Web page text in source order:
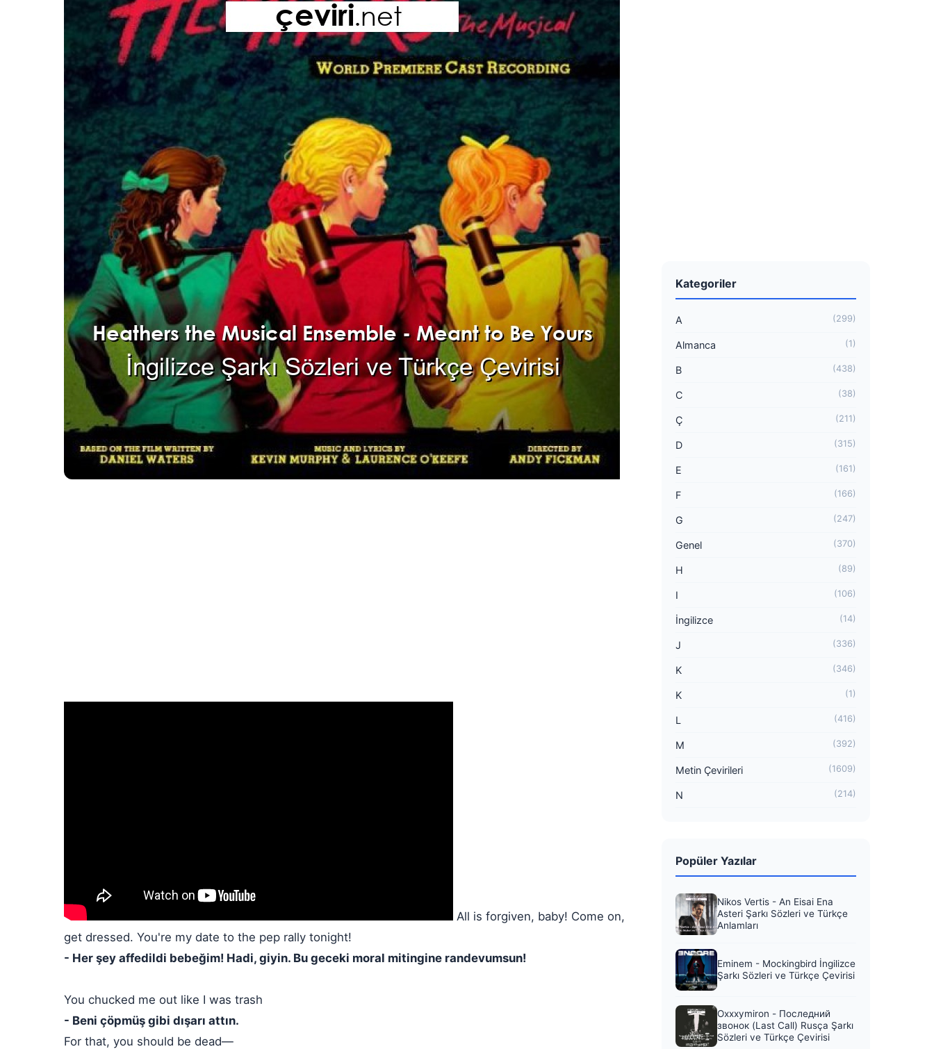
All is forgiven, baby! Come on,
get dressed. You're my date to the pep rally tonight!
- Her şey affedildi bebeğim! Hadi, giyin. Bu geceki moral mitingine randevumsun!
You chucked me out like I was trash
- Beni çöpmüş gibi dışarı attın.
For that, you should be dead—
Kategoriler
A (299)
Almanca (1)
B (438)
C (38)
Ç (211)
D (315)
E (161)
F (166)
G (247)
Genel (370)
H (89)
I (106)
İngilizce (14)
J (336)
K (346)
K (1)
L (416)
M (392)
Metin Çevirileri (1609)
N (214)
Popüler Yazılar
Nikos Vertis - An Eisai Ena
Asteri Şarkı Sözleri ve Türkçe
Anlamları
Eminem - Mockingbird İngilizce
Şarkı Sözleri ve Türkçe Çevirisi
Oxxxymiron - Последний
звонок (Last Call) Rusça Şarkı
Sözleri ve Türkçe Çevirisi